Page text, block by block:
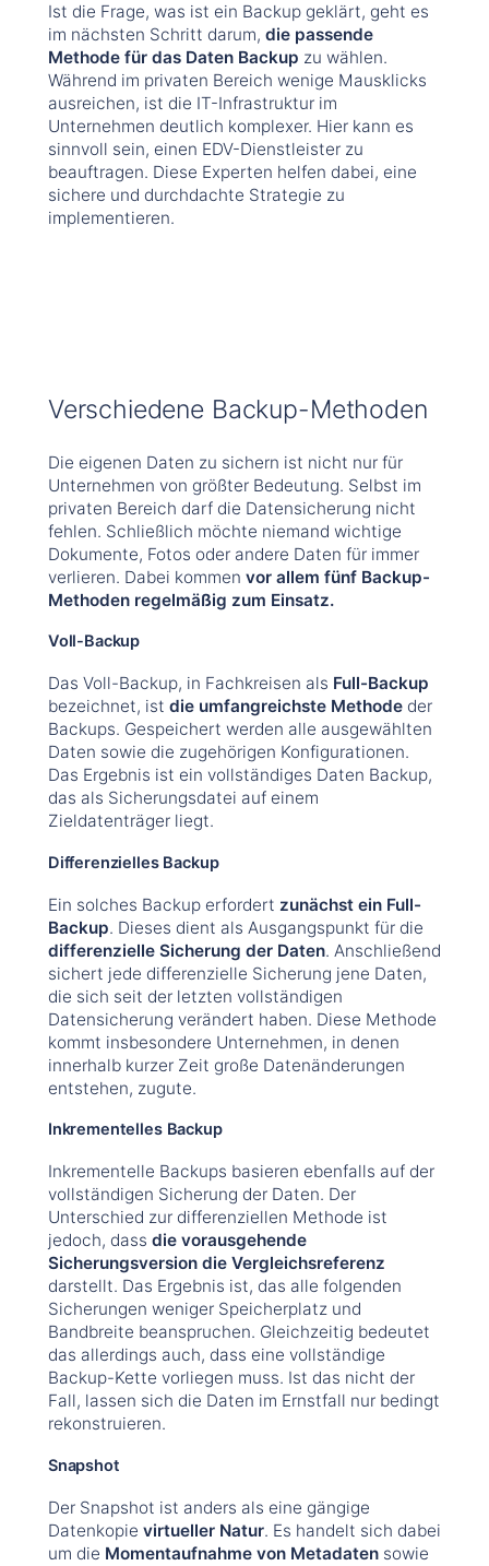
Ist die Frage, was ist ein Backup geklärt, geht es
im nächsten Schritt darum, die passende
Methode für das Daten Backup zu wählen.
Während im privaten Bereich wenige Mausklicks
ausreichen, ist die IT-Infrastruktur im
Unternehmen deutlich komplexer. Hier kann es
sinnvoll sein, einen EDV-Dienstleister zu
beauftragen. Diese Experten helfen dabei, eine
sichere und durchdachte Strategie zu
implementieren.
Verschiedene Backup-Methoden
Die eigenen Daten zu sichern ist nicht nur für
Unternehmen von größter Bedeutung. Selbst im
privaten Bereich darf die Datensicherung nicht
fehlen. Schließlich möchte niemand wichtige
Dokumente, Fotos oder andere Daten für immer
verlieren. Dabei kommen vor allem fünf Backup-
Methoden regelmäßig zum Einsatz.
Voll-Backup
Das Voll-Backup, in Fachkreisen als Full-Backup
bezeichnet, ist die umfangreichste Methodeder
Backups. Gespeichert werden alle ausgewählten
Daten sowie die zugehörigen Konfigurationen.
Das Ergebnis ist ein vollständiges Daten Backup,
das als Sicherungsdatei auf einem
Zieldatenträger liegt.
Differenzielles Backup
Ein solches Backup erfordert zunächst ein Full-
Backup. Dieses dient als Ausgangspunkt für die
differenzielle Sicherung der Daten. Anschließend
sichert jede differenzielle Sicherung jene Daten,
die sich seit der letzten vollständigen
Datensicherung verändert haben. Diese Methode
kommt insbesondere Unternehmen, in denen
innerhalb kurzer Zeit große Datenänderungen
entstehen, zugute.
Inkrementelles Backup
Inkrementelle Backups basieren ebenfalls auf der
vollständigen Sicherung der Daten. Der
Unterschied zur differenziellen Methode ist
jedoch, dass die vorausgehende
Sicherungsversion die Vergleichsreferenz
darstellt. Das Ergebnis ist, das alle folgenden
Sicherungen weniger Speicherplatz und
Bandbreite beanspruchen. Gleichzeitig bedeutet
das allerdings auch, dass eine vollständige
Backup-Kette vorliegen muss. Ist das nicht der
Fall, lassen sich die Daten im Ernstfall nur bedingt
rekonstruieren.
Snapshot
Der Snapshot ist anders als eine gängige
Datenkopie virtueller Natur. Es handelt sich dabei
um die Momentaufnahme von Metadatensowie